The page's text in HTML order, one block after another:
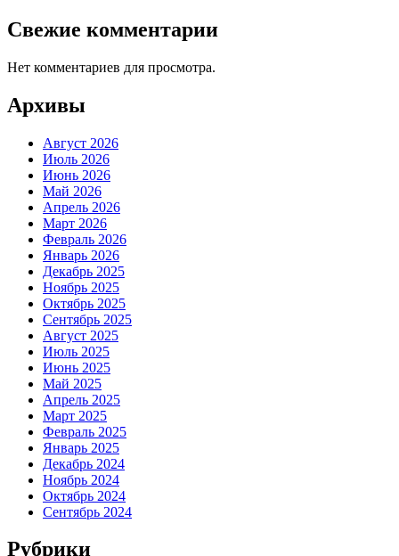
Свежие комментарии
Нет комментариев для просмотра.
Архивы
Август 2026
Июль 2026
Июнь 2026
Май 2026
Апрель 2026
Март 2026
Февраль 2026
Январь 2026
Декабрь 2025
Ноябрь 2025
Октябрь 2025
Сентябрь 2025
Август 2025
Июль 2025
Июнь 2025
Май 2025
Апрель 2025
Март 2025
Февраль 2025
Январь 2025
Декабрь 2024
Ноябрь 2024
Октябрь 2024
Сентябрь 2024
Рубрики